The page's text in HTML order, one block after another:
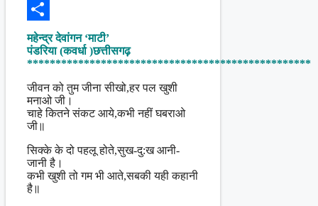
Facebook
Share
महेन्द्र देवांगन ‘माटी’
पंडरिया (कवर्धा )छत्तीसगढ़
**************************************************
जीवन को तुम जीना सीखो,हर पल खुशी
मनाओ जी।
चाहे कितने संकट आये,कभी नहीं घबराओ
जी॥
सिक्के के दो पहलू होते,सुख-दु:ख आनी-
जानी है।
कभी खुशी तो गम भी आते,सबकी यही कहानी
है॥